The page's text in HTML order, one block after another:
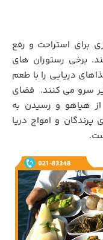
برای استراحت و رفع
برخي رستوران هاي
دريايي را با طعم
سرو مي کنند. فضای
از هیاهو و رسيدن به
و امواج دریا